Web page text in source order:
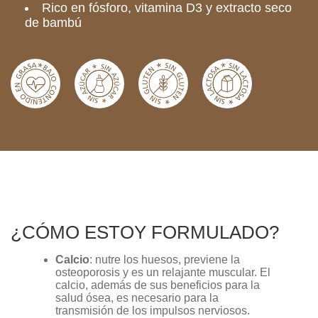
Rico en fósforo, vitamina D3 y extracto seco
de bambú
¿CÓMO ESTOY FORMULADO?
Calcio: nutre los huesos, previene la
osteoporosis y es un relajante muscular. El
calcio, además de sus beneficios para la
salud ósea, es necesario para la
transmisión de los impulsos nerviosos.